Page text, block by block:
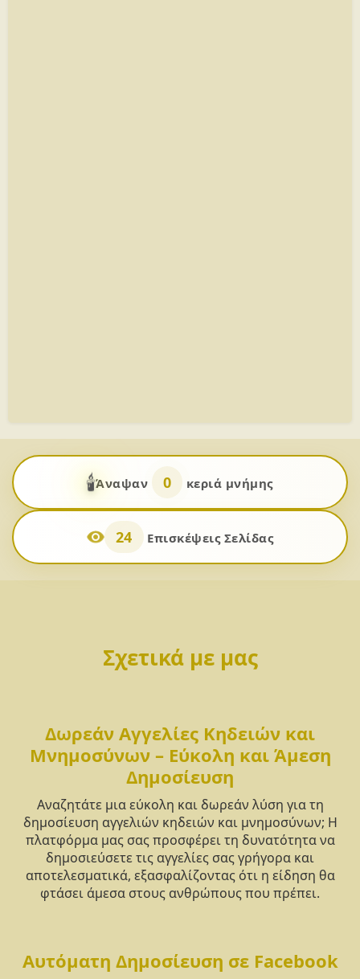
🕯️Άναψαν 0 κεριά μνήμης
24 Επισκέψεις Σελίδας
Σχετικά με μας
Δωρεάν Αγγελίες Κηδειών και
Μνημοσύνων – Εύκολη και Άμεση
Δημοσίευση
Αναζητάτε μια εύκολη και δωρεάν λύση για τη
δημοσίευση αγγελιών κηδειών και μνημοσύνων; Η
πλατφόρμα μας σας προσφέρει τη δυνατότητα να
δημοσιεύσετε τις αγγελίες σας γρήγορα και
αποτελεσματικά, εξασφαλίζοντας ότι η είδηση θα
φτάσει άμεσα στους ανθρώπους που πρέπει.
Αυτόματη Δημοσίευση σε Facebook